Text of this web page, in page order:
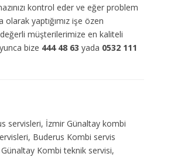
kontrol eder ve eğer problem
olarak yaptığımız işe özen
müşterilerimize en kaliteli
bize 444 48 63 yada 0532 111
servisleri, İzmir Günaltay kombi
Buderus Kombi servis
Kombi teknik servisi,